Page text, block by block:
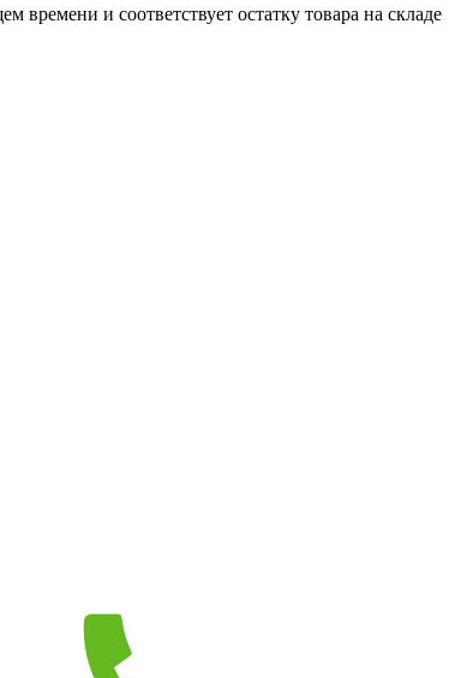
времени и соответствует остатку товара на складе